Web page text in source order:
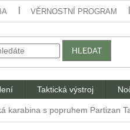
VĚRNOSTNÍ PROGRAM
HLEDAT
Taktická výstroj
karabina s popruhem Partizan